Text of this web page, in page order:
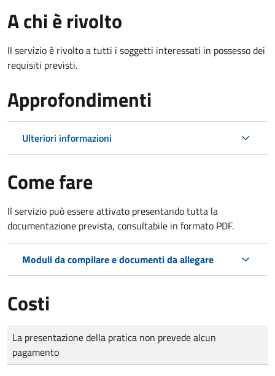
A chi è rivolto
Il servizio è rivolto a tutti i soggetti interessati in possesso dei
requisiti previsti.
Approfondimenti
Ulteriori informazioni
Come fare
Il servizio può essere attivato presentando tutta la
documentazione prevista, consultabile in formato PDF.
Moduli da compilare e documenti da allegare
Costi
Tipo di pagamento
Importo
La presentazione della pratica non prevede alcun
pagamento